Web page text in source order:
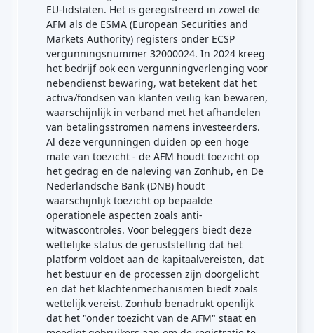
EU-lidstaten. Het is geregistreerd in zowel de
AFM als de ESMA (European Securities and
Markets Authority) registers onder ECSP
vergunningsnummer 32000024. In 2024 kreeg
het bedrijf ook een vergunningverlenging voor
nebendienst bewaring, wat betekent dat het
activa/fondsen van klanten veilig kan bewaren,
waarschijnlijk in verband met het afhandelen
van betalingsstromen namens investeerders.
Al deze vergunningen duiden op een hoge
mate van toezicht - de AFM houdt toezicht op
het gedrag en de naleving van Zonhub, en De
Nederlandsche Bank (DNB) houdt
waarschijnlijk toezicht op bepaalde
operationele aspecten zoals anti-
witwascontroles. Voor beleggers biedt deze
wettelijke status de geruststelling dat het
platform voldoet aan de kapitaalvereisten, dat
het bestuur en de processen zijn doorgelicht
en dat het klachtenmechanismen biedt zoals
wettelijk vereist. Zonhub benadrukt openlijk
dat het "onder toezicht van de AFM" staat en